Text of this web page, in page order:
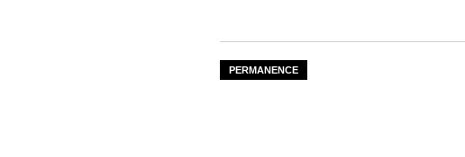
PERMANENCE